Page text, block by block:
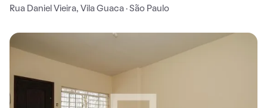
Rua Daniel Vieira, Vila Guaca · São Paulo